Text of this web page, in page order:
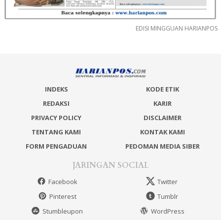
EDISI MINGGUAN HARIANPOS
INDEKS
KODE ETIK
REDAKSI
KARIR
PRIVACY POLICY
DISCLAIMER
TENTANG KAMI
KONTAK KAMI
FORM PENGADUAN
PEDOMAN MEDIA SIBER
JARINGAN SOCIAL
Facebook
Twitter
Pinterest
Tumblr
Stumbleupon
WordPress